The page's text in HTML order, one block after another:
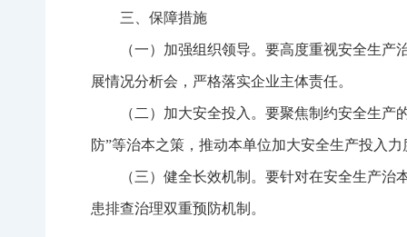
三、保障措施
（一）加强组织领导。要高度重视安全生
展情况分析会，严格落实企业主体责任。
（二）加大安全投入。要聚焦制约安全生
防”等治本之策，推动本单位加大安全生产投入
（三）健全长效机制。要针对在安全生产
患排查治理双重预防机制。